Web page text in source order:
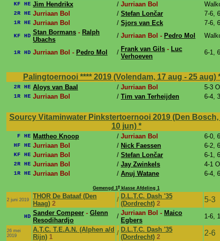
KF HE Jim Hendrikx / Jurriaan Bol
2R HE Jurriaan Bol / Stefan Lončar 7-6,
1R HE Jurriaan Bol / Sjors van Eck 7-6,
KF HD Stan Bormans - Ralph
Ubachs
/ Jurriaan Bol - Pedro Mol
1R HD Jurriaan Bol - Pedro Mol / Frank van Gils - Luc
Verhoeven
6-1,
Palingtoernooi **** 2019 (Volendam, 17 aug - 25 aug)
2R HE Aloys van Baal / Jurriaan Bol 5-3
1R HE Jurriaan Bol / Tim van Terheijden 6-4,
Sourcy Vitaminwater Pinkstertoernooi 2019 (Den Bosch,
10 jun) *
F HE Mattheo Knoop / Jurriaan Bol 6-0,
HF HE Jurriaan Bol / Nick Faessen 6-2,
KF HE Jurriaan Bol / Stefan Lončar 6-1,
2R HE Jurriaan Bol / Jay Zwinkels 4-1
1R HE Jurriaan Bol / Anuj Watane 6-4,
Gemengd 1e klasse Afdeling 1
2 juni 2019
THOR De Bataaf (Den
Haag) 2
/ D.L.T.C. Dash '35
(Dordrecht) 2 5-3
HD Sander Compeer - Glenn
Resodihardjo
/ Jurriaan Bol - Maico
Egbers
1-6,
26 mei
2019
A.T.C. T.E.A.N. (Alphen a/d
Rijn) 1
/ D.L.T.C. Dash '35
(Dordrecht) 2 2-6